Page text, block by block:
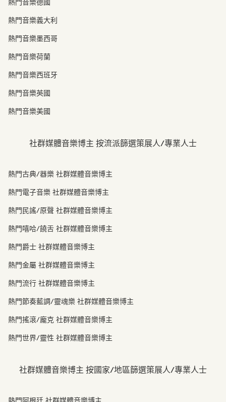
熱門音樂德國
熱門音樂義大利
熱門音樂墨西哥
熱門音樂荷蘭
熱門音樂西班牙
熱門音樂英國
熱門音樂美國
社群媒體音樂博主 按流派篩選策展人/專業人士
熱門古典/器樂 社群媒體音樂博主
熱門電子音樂 社群媒體音樂博主
熱門民謠/原聲 社群媒體音樂博主
熱門嘻哈/饒舌 社群媒體音樂博主
熱門爵士 社群媒體音樂博主
熱門金屬 社群媒體音樂博主
熱門流行 社群媒體音樂博主
熱門節奏藍調/靈魂樂 社群媒體音樂博主
熱門搖滾/龐克 社群媒體音樂博主
熱門世界/靈性 社群媒體音樂博主
社群媒體音樂博主 按國家/地區篩選策展人/專業人士